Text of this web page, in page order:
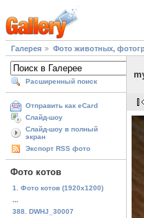
Галерея Фото животных,
Расширенный поиск
Отправить как eCard
Слайд-шоу
Слайд-шоу в полный
экран
Экспорт RSS фото
Фото котов
1. Фото котов (1920х1200)
388. DWHJ_30007